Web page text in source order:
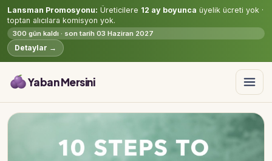
Lansman Promosyonu: Üreticilere 12 ay boyunca üyelik ücreti yok ·
toptan alıcılara komisyon yok.
300 gün kaldı · son tarih 03 Haziran 2027
Detaylar →
Yaban Mersini